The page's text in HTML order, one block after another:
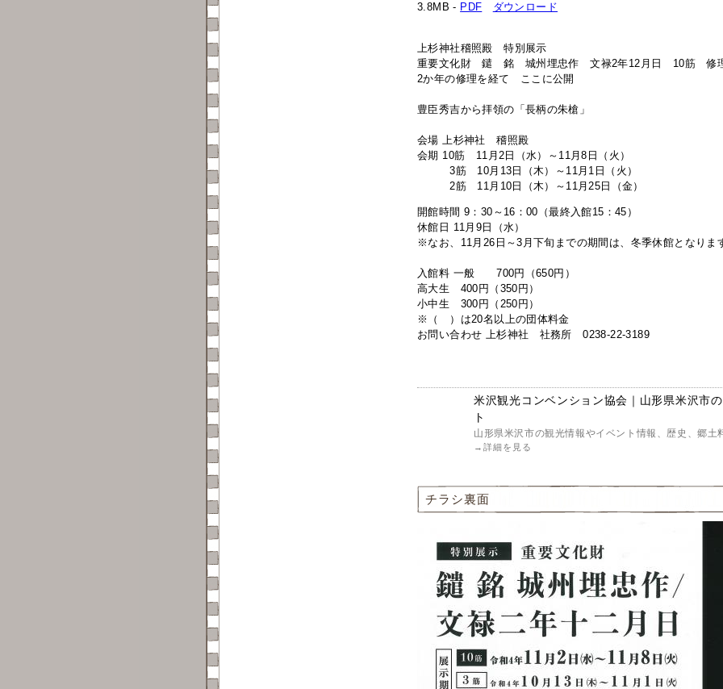
3.8MB - PDF ダウンロード
上杉神社稽照殿 特別展示
重要文化財 鑓 銘 城州埋忠作 文禄2年12月日 10筋 修
2か年の修理を経て ここに公開
豊臣秀吉から拝領の「長柄の朱槍」
会場 上杉神社 稽照殿
会期 10筋 11月2 日（水）～11月8日（火）
3筋 10月13日（木）～11月1日（火）
2筋 11月10日（木）～11月25日（金）
開館時間 9：30～16：00（最終入館15：45）
休館日 11月9日（水）
※なお、11月26日～3月下旬までの期間は、冬季休館となりま
入館料 一般 700円（650円）
高大生 400円（350円）
小中生 300円（250円）
※（ ）は20名以上の団体料金
お問い合わせ 上杉神社 社務所 0238-22-3189
米沢観光コンベンション協会｜山形県米沢市
ト
山形県米沢市の観光情報やイベント情報、歴史、郷土
→ 詳細を見る
チラシ裏面